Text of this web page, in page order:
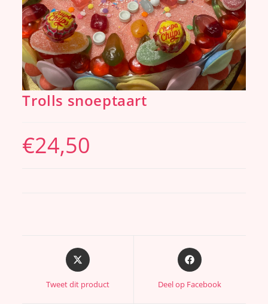
Trolls snoeptaart
€24,50
Tweet dit product Deel op Facebook